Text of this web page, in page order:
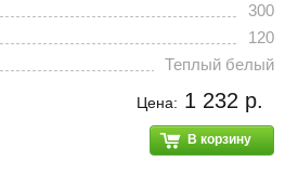
300
120
Теплый белый
Цена: 1 232 р.
В корзину